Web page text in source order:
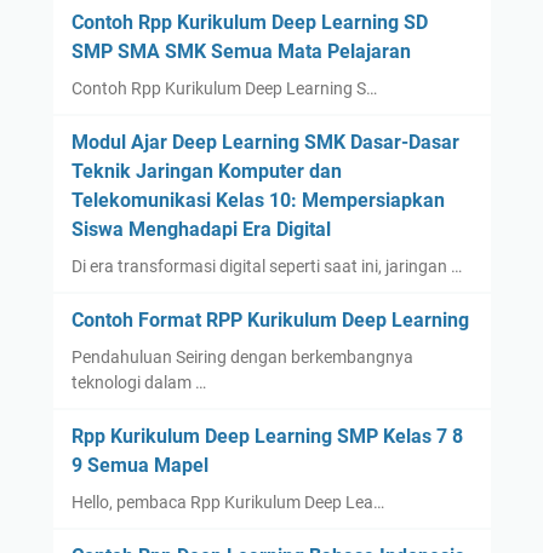
Contoh Rpp Kurikulum Deep Learning SD
SMP SMA SMK Semua Mata Pelajaran
Contoh Rpp Kurikulum Deep Learning S…
Modul Ajar Deep Learning SMK Dasar-Dasar
Teknik Jaringan Komputer dan
Telekomunikasi Kelas 10: Mempersiapkan
Siswa Menghadapi Era Digital
Di era transformasi digital seperti saat ini, jaringan …
Contoh Format RPP Kurikulum Deep Learning
Pendahuluan Seiring dengan berkembangnya
teknologi dalam …
Rpp Kurikulum Deep Learning SMP Kelas 7 8
9 Semua Mapel
Hello, pembaca Rpp Kurikulum Deep Lea…